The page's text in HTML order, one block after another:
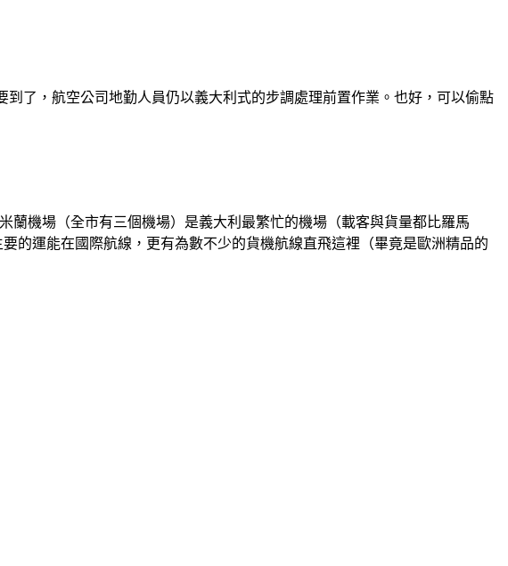
到了，航空公司地勤人員仍以義大利式的步調處理前置作業。也好，可以偷點
蘭機場（全市有三個機場）是義大利最繁忙的機場（載客與貨量都比羅馬
的運能在國際航線，更有為數不少的貨機航線直飛這裡（畢竟是歐洲精品的